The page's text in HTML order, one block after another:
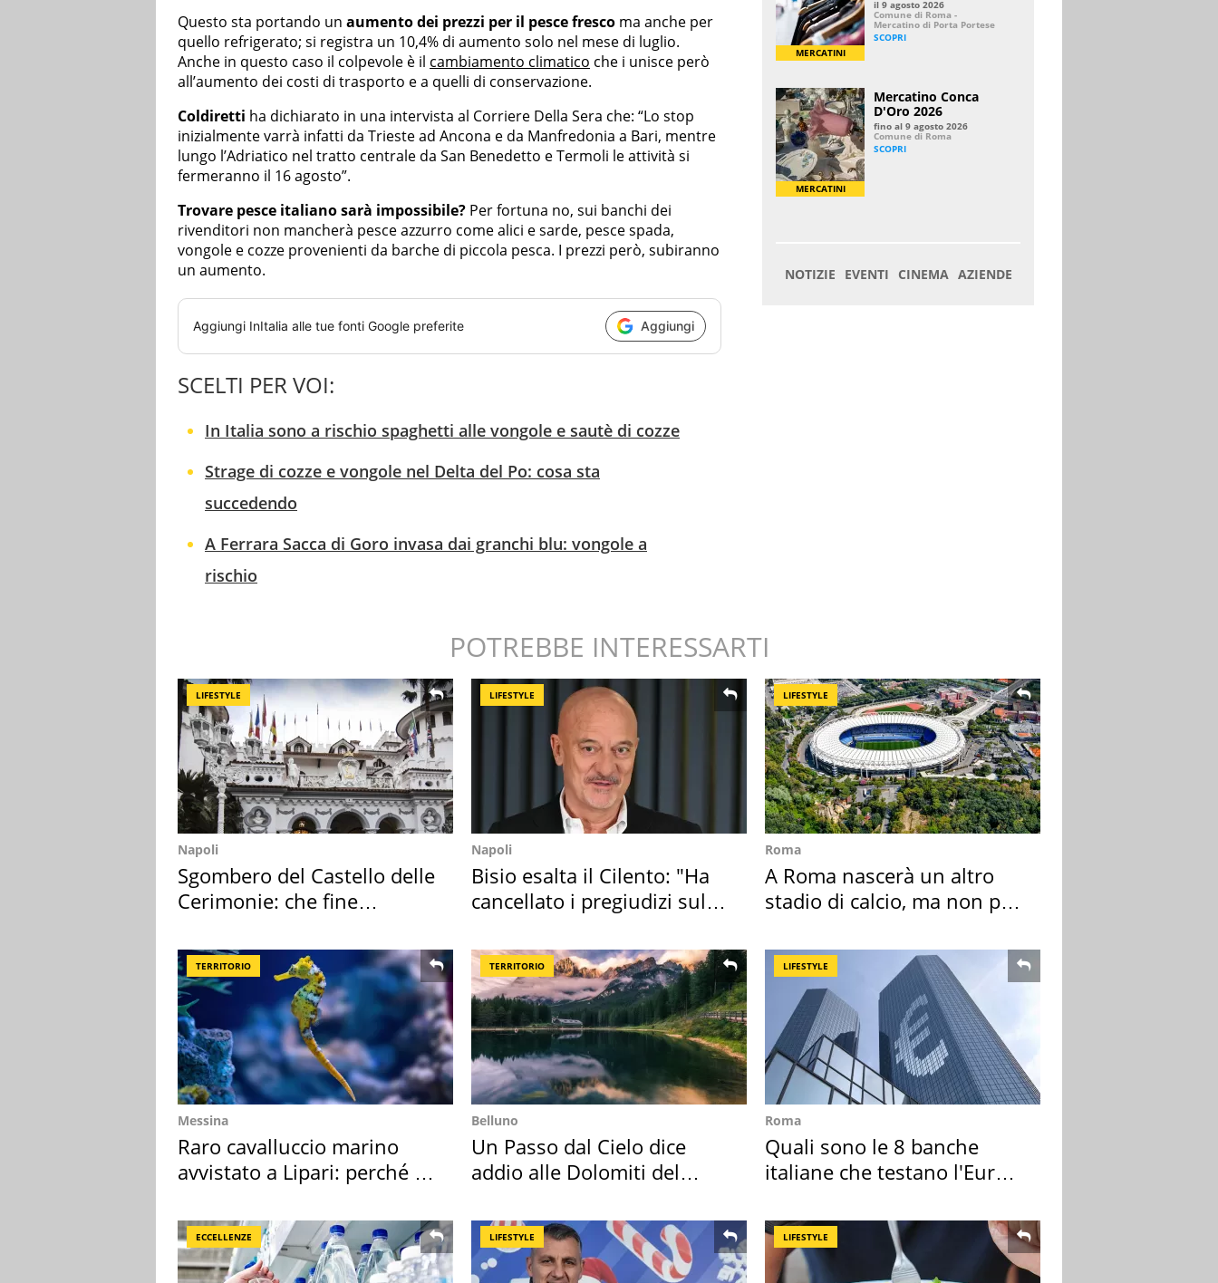
Questo sta portando un aumento dei prezzi per il pesce fresco ma anche per
quello refrigerato; si registra un 10,4% di aumento solo nel mese di luglio.
Anche in questo caso il colpevole è il cambiamento climatico che i unisce però
all’aumento dei costi di trasporto e a quelli di conservazione.
Coldiretti ha dichiarato in una intervista al Corriere Della Sera che: “Lo stop
inizialmente varrà infatti da Trieste ad Ancona e da Manfredonia a Bari, mentre
lungo l’Adriatico nel tratto centrale da San Benedetto e Termoli le attività si
fermeranno il 16 agosto”.
Trovare pesce italiano sarà impossibile? Per fortuna no, sui banchi dei
rivenditori non mancherà pesce azzurro come alici e sarde, pesce spada,
vongole e cozze provenienti da barche di piccola pesca. I prezzi però, subiranno
un aumento.
Aggiungi InItalia alle tue fonti Google preferite Aggiungi
SCELTI PER VOI:
In Italia sono a rischio spaghetti alle vongole e sautè di cozze
Strage di cozze e vongole nel Delta del Po: cosa sta
succedendo
A Ferrara Sacca di Goro invasa dai granchi blu: vongole a
rischio
POTREBBE INTERESSARTI
LIFESTYLE
Napoli
Sgombero del Castello delle
Cerimonie: che fine
LIFESTYLE
Napoli
Bisio esalta il Cilento: "Ha
cancellato i pregiudizi sul
LIFESTYLE
Roma
A Roma nascerà un altro
stadio di calcio, ma non per
TERRITORIO
Messina
Raro cavalluccio marino
avvistato a Lipari: perché è
TERRITORIO
Belluno
Un Passo dal Cielo dice
addio alle Dolomiti del
LIFESTYLE
Roma
Quali sono le 8 banche
italiane che testano l'Euro
ECCELLENZE LIFESTYLE LIFESTYLE